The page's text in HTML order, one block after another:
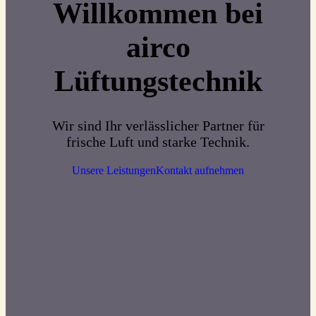
Willkommen bei
airco
Lüftungstechnik
Wir sind Ihr verlässlicher Partner für
frische Luft und starke Technik.
Unsere LeistungenKontakt aufnehmen